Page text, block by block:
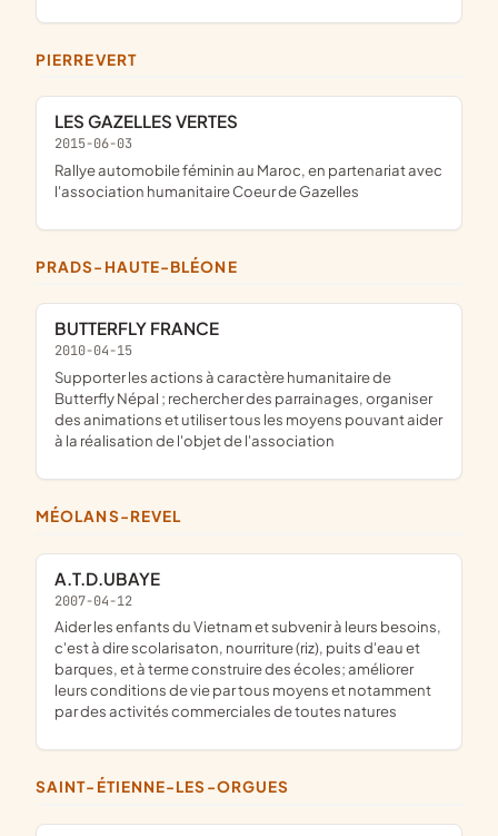
PIERREVERT
LES GAZELLES VERTES
2015-06-03
rallye automobile féminin au Maroc, en partenariat avec
l'association humanitaire Coeur de Gazelles
PRADS-HAUTE-BLÉONE
BUTTERFLY FRANCE
2010-04-15
supporter les actions à caractère humanitaire de
Butterfly Népal ; rechercher des parrainages, organiser
des animations et utiliser tous les moyens pouvant aider
à la réalisation de l'objet de l'association
MÉOLANS-REVEL
A.T.D.UBAYE
2007-04-12
aider les enfants du Vietnam et subvenir à leurs besoins,
c'est à dire scolarisaton, nourriture (riz), puits d'eau et
barques, et à terme construire des écoles; améliorer
leurs conditions de vie par tous moyens et notamment
par des activités commerciales de toutes natures
SAINT-ÉTIENNE-LES-ORGUES